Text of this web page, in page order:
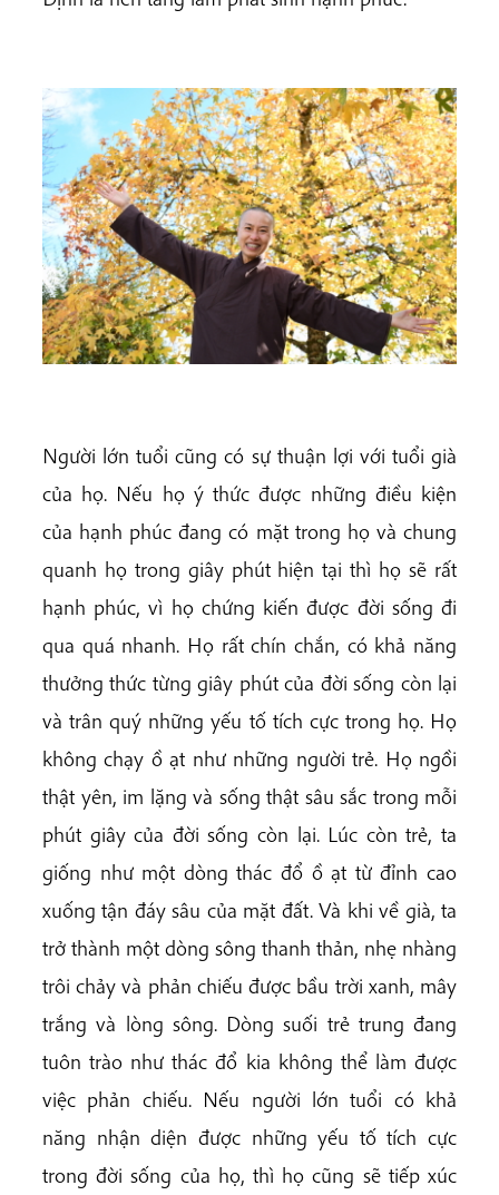
Người lớn tuổi cũng có sự thuận lợi với tuổi già
của họ. Nếu họ ý thức được những điều kiện
của hạnh phúc đang có mặt trong họ và chung
quanh họ trong giây phút hiện tại thì họ sẽ rất
hạnh phúc, vì họ chứng kiến được đời sống đi
qua quá nhanh. Họ rất chín chắn, có khả năng
thưởng thức từng giây phút của đời sống còn lại
và trân quý những yếu tố tích cực trong họ. Họ
không chạy ồ ạt như những người trẻ. Họ ngồi
thật yên, im lặng và sống thật sâu sắc trong mỗi
phút giây của đời sống còn lại. Lúc còn trẻ, ta
giống như một dòng thác đổ ồ ạt từ đỉnh cao
xuống tận đáy sâu của mặt đất. Và khi về già, ta
trở thành một dòng sông thanh thản, nhẹ nhàng
trôi chảy và phản chiếu được bầu trời xanh, mây
trắng và lòng sông. Dòng suối trẻ trung đang
tuôn trào như thác đổ kia không thể làm được
việc phản chiếu. Nếu người lớn tuổi có khả
năng nhận diện được những yếu tố tích cực
trong đời sống của họ, thì họ cũng sẽ tiếp xúc